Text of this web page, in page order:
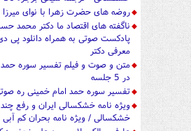
روضه های حضرت زهرا با نوای
ناگفته های اقتصاد ما دکتر محمد
پادکست صوتی به همراه دانلود پی
معرفی دکتر
متن و صوت و فیلم تفسیر سوره حمد
در 5 جلسه
تفسیر سوره حمد امام خمینی ره صوتی 5
ویژه نامه خشکسالی ایران و رفع
خشکسالی / ویژه نامه بحران کم آبی